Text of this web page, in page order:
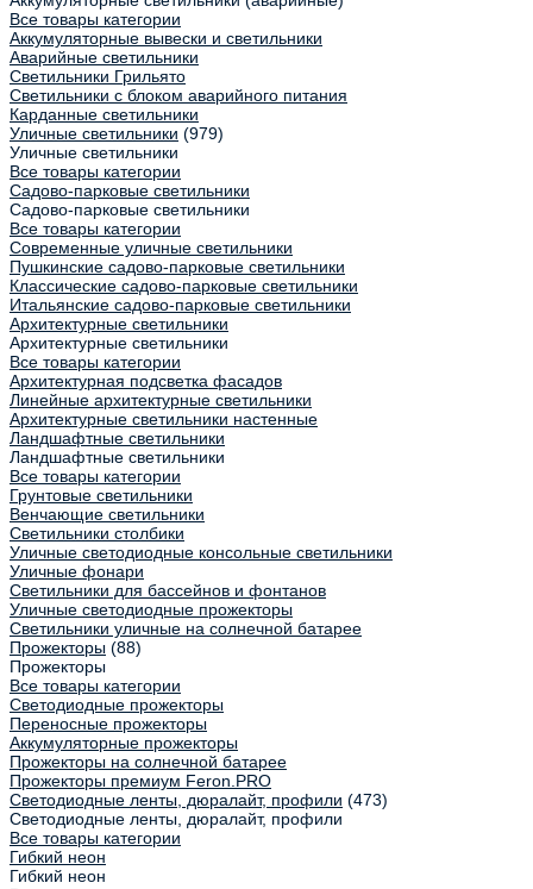
Все товары категории
Аккумуляторные вывески и светильники
Аварийные светильники
Светильники Грильято
Светильники с блоком аварийного питания
Карданные светильники
Уличные светильники (979)
Уличные светильники
Все товары категории
Садово-парковые светильники
Садово-парковые светильники
Все товары категории
Современные уличные светильники
Пушкинские садово-парковые светильники
Классические садово-парковые светильники
Итальянские садово-парковые светильники
Архитектурные светильники
Архитектурные светильники
Все товары категории
Архитектурная подсветка фасадов
Линейные архитектурные светильники
Архитектурные светильники настенные
Ландшафтные светильники
Ландшафтные светильники
Все товары категории
Грунтовые светильники
Венчающие светильники
Светильники столбики
Уличные светодиодные консольные светильники
Уличные фонари
Светильники для бассейнов и фонтанов
Уличные светодиодные прожекторы
Светильники уличные на солнечной батарее
Прожекторы (88)
Прожекторы
Все товары категории
Светодиодные прожекторы
Переносные прожекторы
Аккумуляторные прожекторы
Прожекторы на солнечной батарее
Прожекторы премиум Feron.PRO
Светодиодные ленты, дюралайт, профили (473)
Светодиодные ленты, дюралайт, профили
Все товары категории
Гибкий неон
Гибкий неон